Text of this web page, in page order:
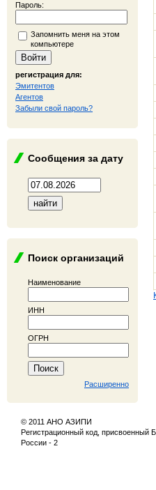
Пароль:
Запомнить меня на этом
компьютере
регистрация для:
Эмитентов
Агентов
Забыли свой пароль?
Сообщения за дату
Поиск организаций
Наименование
ИНН
ОГРН
Расширенно
© 2011 АНО АЗИПИ
Регистрационный код, присвоенный
России - 2